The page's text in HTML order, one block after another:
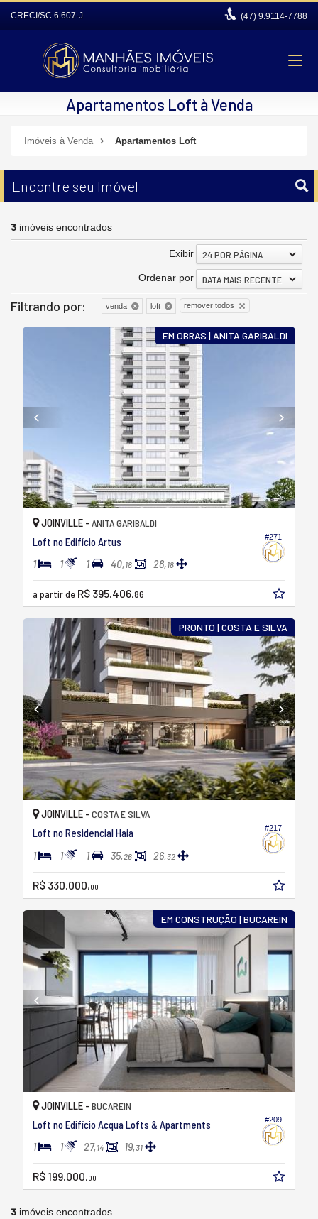
CRECI/SC 6.607-J (47) 9.9114-7788
Apartamentos Loft à Venda
Imóveis à Venda Apartamentos Loft
Encontre seu Imóvel
3 imóveis encontrados
Exibir 24 POR PÁGINA
Ordenar por DATA MAIS RECENTE
Filtrando por: venda loft remover todos
EM OBRAS | ANITA GARIBALDI
#271
JOINVILLE - ANITA GARIBALDI
Loft no Edifício Artus
1 1 1 40,18 28,18
a partir de R$ 395.406,86
PRONTO | COSTA E SILVA
#217
JOINVILLE - COSTA E SILVA
Loft no Residencial Haia
1 1 1 35,26 26,32
R$ 330.000,00
EM CONSTRUÇÃO | BUCAREIN
#209
JOINVILLE - BUCAREIN
Loft no Edifício Acqua Lofts & Apartments
1 1 27,14 19,31
R$ 199.000,00
3 imóveis encontrados